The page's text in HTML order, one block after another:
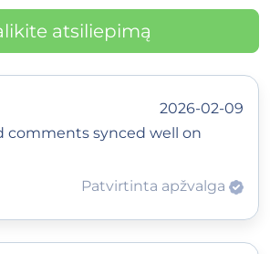
atsiliepimą
2026-02-09
comments synced well on
Patvirtinta apžvalga